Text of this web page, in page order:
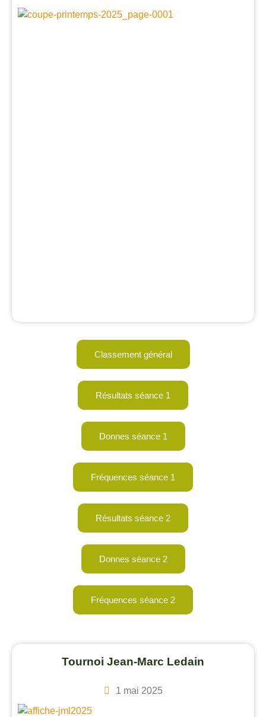
Classement général
Résultats séance 1
Donnes séance 1
Fréquences séance 1
Résultats séance 2
Donnes séance 2
Fréquences séance 2
Tournoi Jean-Marc Ledain
1 mai 2025